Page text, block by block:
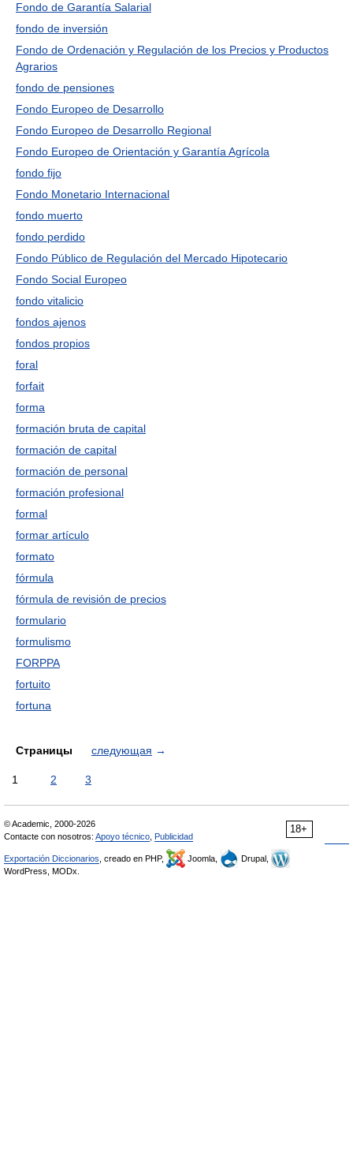
Fondo de Garantía Salarial
fondo de inversión
Fondo de Ordenación y Regulación de los Precios y Productos
Agrarios
fondo de pensiones
Fondo Europeo de Desarrollo
Fondo Europeo de Desarrollo Regional
Fondo Europeo de Orientación y Garantía Agrícola
fondo fijo
Fondo Monetario Internacional
fondo muerto
fondo perdido
Fondo Público de Regulación del Mercado Hipotecario
Fondo Social Europeo
fondo vitalicio
fondos ajenos
fondos propios
foral
forfait
forma
formación bruta de capital
formación de capital
formación de personal
formación profesional
formal
formar artículo
formato
fórmula
fórmula de revisión de precios
formulario
formulismo
FORPPA
fortuito
fortuna
Страницы следующая →
1 2 3
18+
© Academic, 2000-2026
Contacte con nosotros: Apoyo técnico Publicidad
Exportación Diccionarios , creado en PHP, Joomla,
Drupal,
WordPress, MODx.